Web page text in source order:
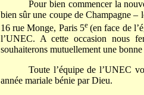
Pour bien commencer la
bien sûr une coupe de Champagne –
16 rue Monge, Paris 5e (en face de
l’UNEC. A cette occasion nous
souhaiterons mutuellement une
Toute l’équipe de l’UNEC
année mariale bénie par Dieu.